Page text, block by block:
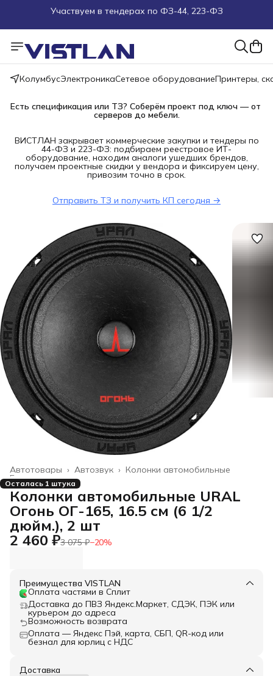
Пуско-наладочные работы
Пришлите запрос на e-mail или в чат
Более 100 000 позиций в наличии и под заказ
КолумбусЭлектроникаСетевое оборудованиеПринтеры,
Есть спецификация или ТЗ? Соберём проект под ключ — от
серверов до мебели.
ВИСТЛАН закрывает коммерческие закупки и тендеры по
44-ФЗ и 223-ФЗ: подбираем реестровое ИТ-
оборудование, находим аналоги ушедших брендов,
получаем проектные скидки у вендора и фиксируем цену,
привозим точно в срок.
Отправить ТЗ и получить КП сегодня →
Колонки автомобильные
Автозвук ›
Автотовары ›
Главная ›
Осталась 1 штука
Колонки автомобильные URAL
Огонь ОГ-165, 16.5 см (6 1/2
дюйм.), 2 шт
2 460 ₽3 075 ₽−20%
Преимущества VISTLAN
Оплата частями в Сплит
Доставка до ПВЗ Яндекс.Маркет, СДЭК, ПЭК или
курьером до адреса
Возможность возврата
Оплата — Яндекс Пэй, карта, СБП, QR-код или
безнал для юрлиц с НДС
Доставка